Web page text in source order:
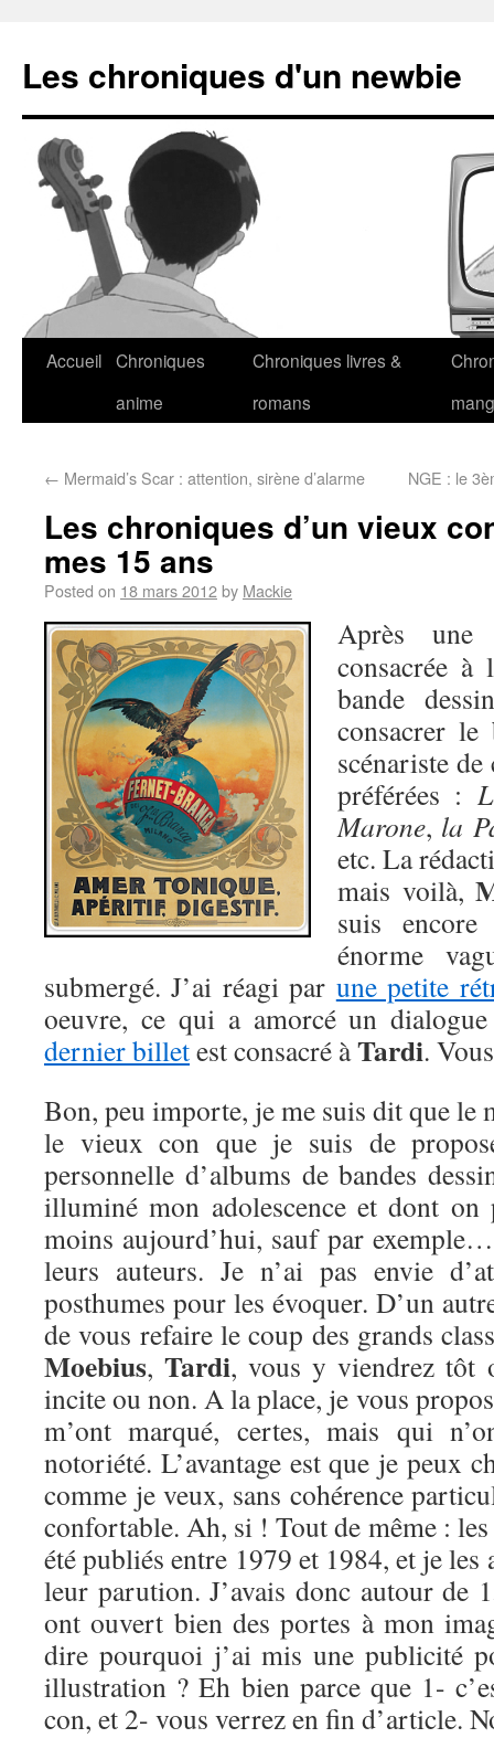
Les chroniques d'un newbie
Accueil Chroniques
anime
Chroniques livres &
romans
← Mermaid’s Scar : attention, sirène d’alarme NGE : le
Les chroniques d’un vieux
mes 15 ans
Posted on 18 mars 2012by Mackie
Après
consacrée
bande
consacrer
scénariste
préférées :
Marone, la
etc. La
mais voilà,
suis
énorme
submergé. J’ai réagi par une petite
oeuvre, ce qui a amorcé un
dernier billetest consacré àTardi.
Bon, peu importe, je me suis dit que le
le vieux con que je suis de
personnelle d’albums de bandes
illuminé mon adolescence et dont on
moins aujourd’hui, sauf par
leurs auteurs. Je n’ai pas envie
posthumes pour les évoquer. D’un
de vous refaire le coup des grands
Moebius,Tardi, vous y viendrez tôt
incite ou non. A la place, je vous
m’ont marqué, certes, mais qui
notoriété. L’avantage est que je peux
comme je veux, sans cohérence
confortable. Ah, si ! Tout de même :
été publiés entre 1979 et 1984, et je les
leur parution. J’avais donc autour de
ont ouvert bien des portes à mon
dire pourquoi j’ai mis une publicité
illustration ? Eh bien parce que 1-
con, et 2- vous verrez en fin d’article.